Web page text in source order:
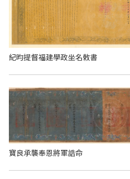
紀昀提督福建學政坐名敕書
寶良承襲奉恩將軍誥命